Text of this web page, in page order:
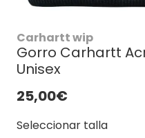
Carhartt wip
Gorro Carhartt
Unisex
25,00€
Seleccionar talla